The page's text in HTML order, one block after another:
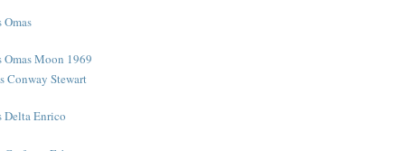
Omas Moon 1969
Conway Stewart
Delta Enrico